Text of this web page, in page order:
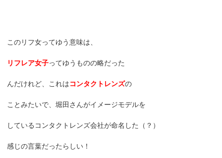
このリフ女ってゆう意味は、
リフレア女子ってゆうものの略だった
んだけれど、これはコンタクトレンズの
ことみたいで、堀田さんがイメージモデルを
しているコンタクトレンズ会社が命名した（？）
感じの言葉だったらしい！